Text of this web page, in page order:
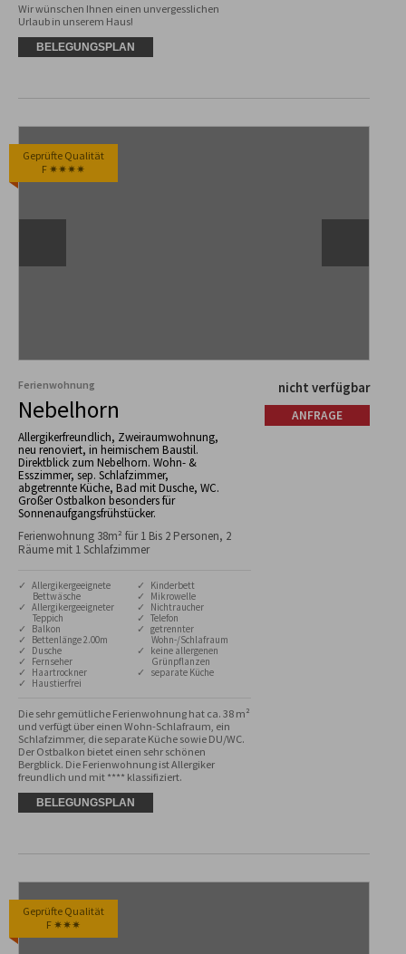
Wir wünschen Ihnen einen unvergesslichen
Urlaub in unserem Haus!
BELEGUNGSPLAN
Geprüfte Qualität
F ✷✷✷✷
Ferienwohnung
Nebelhorn
Allergikerfreundlich, Zweiraumwohnung,
neu renoviert, in heimischem Baustil.
Direktblick zum Nebelhorn. Wohn- &
Esszimmer, sep. Schlafzimmer,
abgetrennte Küche, Bad mit Dusche, WC.
Großer Ostbalkon besonders für
Sonnenaufgangsfrühstücker.
Ferienwohnung 38m² für 1 Bis 2 Personen, 2
Räume mit 1 Schlafzimmer
✓ Allergikergeeignete
Bettwäsche
✓ Allergikergeeigneter
Teppich
✓ Balkon
✓ Bettenlänge 2.00m
✓ Dusche
✓ Fernseher
✓ Haartrockner
✓ Haustierfrei
✓ Kinderbett
✓ Mikrowelle
✓ Nichtraucher
✓ Telefon
✓ getrennter
Wohn-/Schlafraum
✓ keine allergenen
Grünpflanzen
✓ separate Küche
Die sehr gemütliche Ferienwohnung hat ca. 38 m²
und verfügt über einen Wohn-Schlafraum, ein
Schlafzimmer, die separate Küche sowie DU/WC.
Der Ostbalkon bietet einen sehr schönen
Bergblick. Die Ferienwohnung ist Allergiker
freundlich und mit **** klassifiziert.
nicht verfügbar
ANFRAGE
BELEGUNGSPLAN
Geprüfte Qualität
F ✷✷✷